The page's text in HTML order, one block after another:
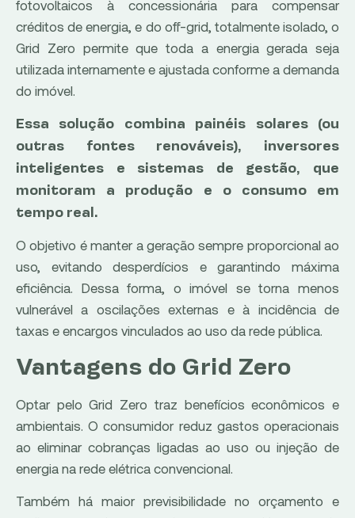
fotovoltaicos à concessionária para compensar
créditos de energia, e do off-grid, totalmente isolado, o
Grid Zero permite que toda a energia gerada seja
utilizada internamente e ajustada conforme a demanda
do imóvel.
Essa solução combina painéis solares (ou
outras fontes renováveis), inversores
inteligentes e sistemas de gestão, que
monitoram a produção e o consumo em
tempo real.
O objetivo é manter a geração sempre proporcional ao
uso, evitando desperdícios e garantindo máxima
eficiência. Dessa forma, o imóvel se torna menos
vulnerável a oscilações externas e à incidência de
taxas e encargos vinculados ao uso da rede pública.
Vantagens do Grid Zero
Optar pelo Grid Zero traz benefícios econômicos e
ambientais. O consumidor reduz gastos operacionais
ao eliminar cobranças ligadas ao uso ou injeção de
energia na rede elétrica convencional.
Também há maior previsibilidade no orçamento e